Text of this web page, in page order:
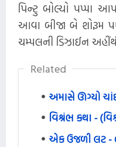
પિન્ટુ બોલ્યો પપ્પા
આવા બીજા બે શોરૂમ
ચમ્પલની ડિઝાઈન
Related
અમાસે ઊગ્યો
વિશ્રંભ કથા -
એક ઉજળી લટ -